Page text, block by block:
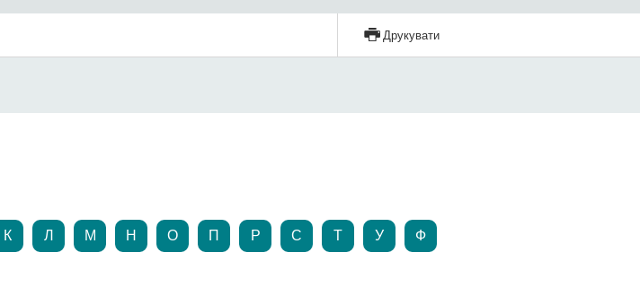
Друкувати
К Л М Н О П Р С Т У Ф